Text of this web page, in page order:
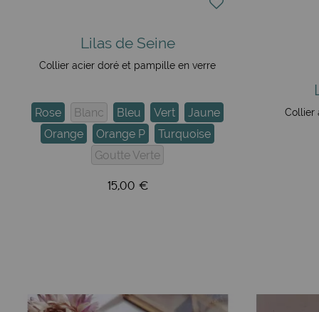
Lilas de Seine
Collier acier doré et pampille en verre
Rose Blanc Bleu Vert
Jaune
Orange
Orange P
Turquoise
Goutte Verte
15,00 €
Collier